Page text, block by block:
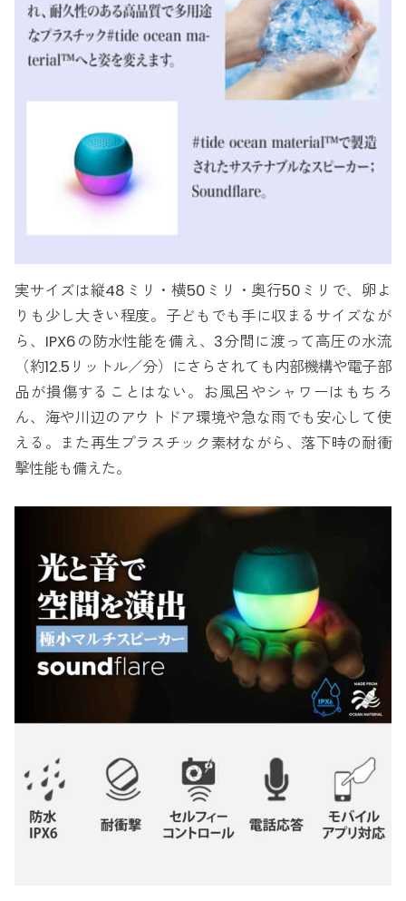
実サイズは縦48ミリ・横50ミリ・奥行50ミリで、卵よ
りも少し大きい程度。子どもでも手に収まるサイズなが
ら、IPX6の防水性能を備え、3分間に渡って高圧の水流
（約12.5リットル／分）にさらされても内部機構や電子部
品が損傷することはない。お風呂やシャワーはもちろ
ん、海や川辺のアウトドア環境や急な雨でも安心して使
える。また再生プラスチック素材ながら、落下時の耐衝
撃性能も備えた。